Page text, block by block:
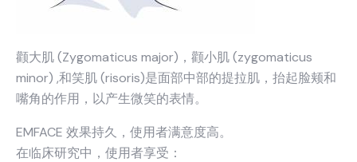
颧大肌 (Zygomaticus major)，颧小肌 (zygomaticus
minor) ,和笑肌 (risoris)是面部中部的提拉肌，抬起脸颊和
嘴角的作用，以产生微笑的表情。
EMFACE 效果持久，使用者满意度高。
在临床研究中，使用者享受：